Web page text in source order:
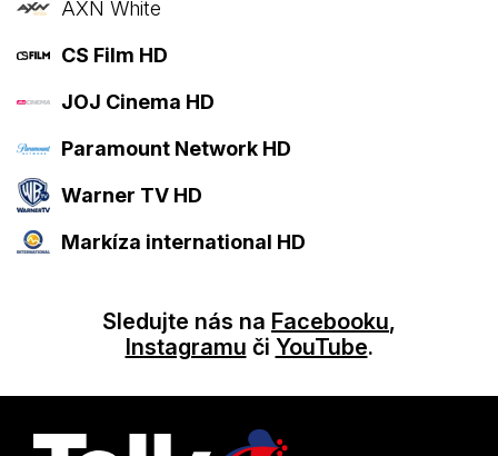
AXN White
CS Film HD
JOJ Cinema HD
Paramount Network HD
Warner TV HD
Markíza international HD
Sledujte nás na Facebooku,
Instagramu či YouTube.